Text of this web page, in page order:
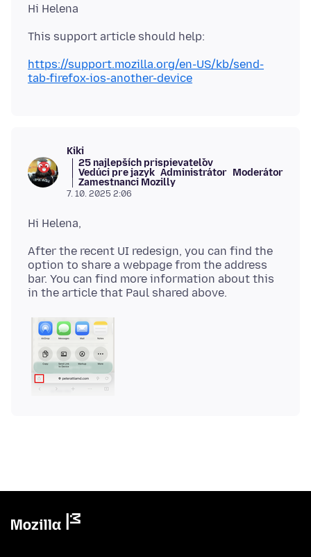
https://support.mozilla.org/en-US/kb/send-
tab-firefox-ios-another-device
Kiki
25 najlepších prispievateľov
Vedúci pre jazyk Administrátor Moderátor
Zamestnanci Mozilly
7. 10. 2025 2:06
After the recent UI redesign, you can find the
option to share a webpage from the address
bar. You can find more information about this